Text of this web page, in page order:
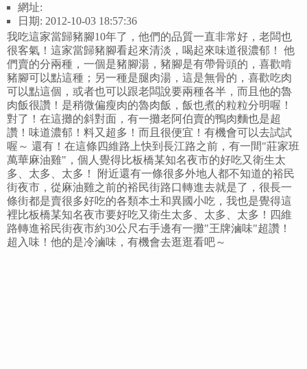
網址:
日期: 2012-10-03 18:57:36
我吃這家當歸豬腳10年了，他們的品質一直非常好，老闆也
很客氣！這家當歸豬腳看起來清淡，喝起來味道很濃郁！ 他
們賣的分兩種，一個是豬腳湯，豬腳是有帶骨頭的，喜歡啃
豬腳可以點這種；另一種是腿肉湯，這是無骨的，喜歡吃肉
可以點這個，或者也可以跟老闆說要兩種各半，而且他的魯
肉飯很讚！是稍微偏瘦肉的魯肉飯，飯也煮的粒粒分明喔！
對了！在這攤的斜對面，有一攤老阿伯賣的鴨肉麵也是超
讚！味道濃郁！料又超多！而且很便宜！有機會可以去試試
喔～ 還有！在這條四維路上快到長江路之前，有一間"莊家班
萬華麻油雞"，個人覺得比板橋某知名夜市的好吃又衛生太
多、太多、太多！ 附近還有一條很多外地人都不知道的裕民
街夜市，從麻油雞之前的裕民街路口轉進去就是了，很長一
條街都是賣很多好吃的各類本土和異國小吃，我也是覺得這
裡比板橋某知名夜市要好吃又衛生太多、太多、太多！四維
路轉進裕民街夜市約30公尺右手邊有一攤"王牌滷味"超讚！
超入味！他的是冷滷味，有機會去逛逛看吧～